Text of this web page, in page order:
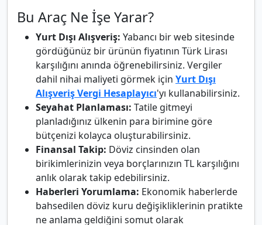
Bu Araç Ne İşe Yarar?
Yurt Dışı Alışveriş: Yabancı bir web sitesinde
gördüğünüz bir ürünün fiyatının Türk Lirası
karşılığını anında öğrenebilirsiniz. Vergiler
dahil nihai maliyeti görmek için Yurt Dışı
Alışveriş Vergi Hesaplayıcı'yı kullanabilirsiniz.
Seyahat Planlaması: Tatile gitmeyi
planladığınız ülkenin para birimine göre
bütçenizi kolayca oluşturabilirsiniz.
Finansal Takip: Döviz cinsinden olan
birikimlerinizin veya borçlarınızın TL karşılığını
anlık olarak takip edebilirsiniz.
Haberleri Yorumlama: Ekonomik haberlerde
bahsedilen döviz kuru değişikliklerinin pratikte
ne anlama geldiğini somut olarak